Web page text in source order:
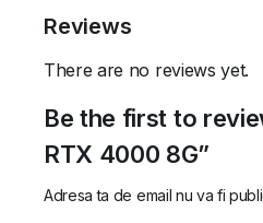
Reviews
There are no reviews yet.
Be the first to
RTX 4000 8G”
Adresa ta de email nu va fi